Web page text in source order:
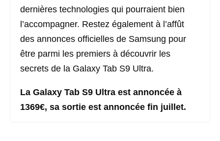
dernières technologies qui pourraient bien
l’accompagner. Restez également à l’affût
des annonces officielles de Samsung pour
être parmi les premiers à découvrir les
secrets de la Galaxy Tab S9 Ultra.
La Galaxy Tab S9 Ultra est annoncée à
1369€, sa sortie est annoncée fin juillet.